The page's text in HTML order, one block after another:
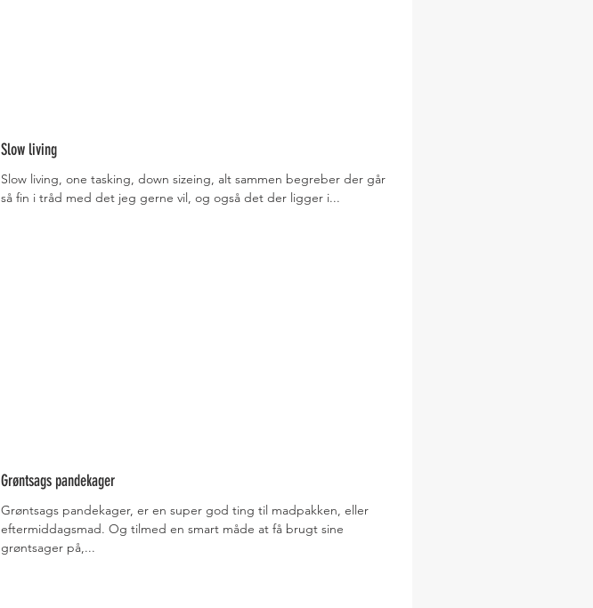
Slow living
Slow living, one tasking, down sizeing, alt sammen begreber der går
så fin i tråd med det jeg gerne vil, og også det der ligger i...
Grøntsags pandekager
Grøntsags pandekager, er en super god ting til madpakken, eller
eftermiddagsmad. Og tilmed en smart måde at få brugt sine
grøntsager på,...